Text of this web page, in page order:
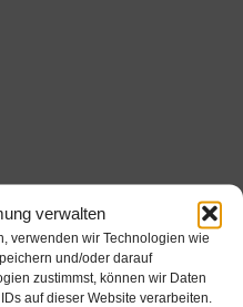
verwalten
verwenden wir Technologien wie
und/oder darauf
zustimmst, können wir Daten
auf dieser Website verarbeiten.